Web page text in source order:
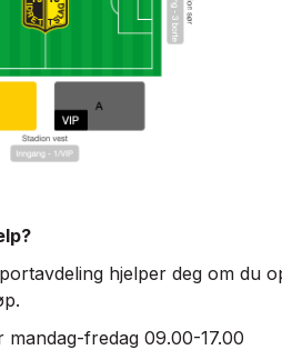
hjelper deg om du
mandag-fredag 09.00-17.00